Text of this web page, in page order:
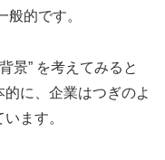
般的です。
景” を考えてみると
に、企業はつぎのよ
ます。